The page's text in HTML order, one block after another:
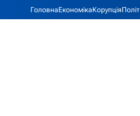
ГоловнаЕкономікаКорупція